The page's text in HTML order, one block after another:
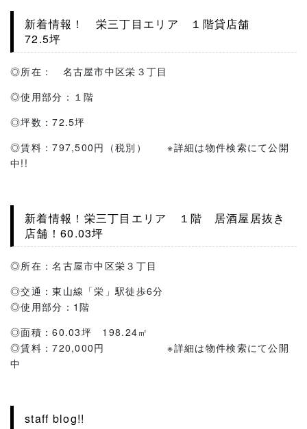
新着情報！ 栄三丁目エリア １階貸店舗
72.5坪
◎所在： 名古屋市中区栄３丁目
◎使用部分：１階
◎坪数：72.5坪
◎賃料：797,500円（税別） ※詳細は物件検索にて公開
中!!
新着情報！栄三丁目エリア １階 居酒屋居抜き
店舗！60.03坪
◎所在：名古屋市中区栄３丁目
◎交通：東山線「栄」駅徒歩6分
◎使用部分：1階
◎面積：60.03坪 198.24㎡
◎賃料：720,000円 ※詳細は物件検索にて公開
中
staff blog!!